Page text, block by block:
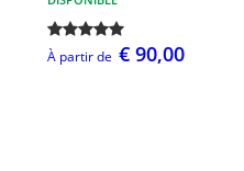
À partir de € 90,00